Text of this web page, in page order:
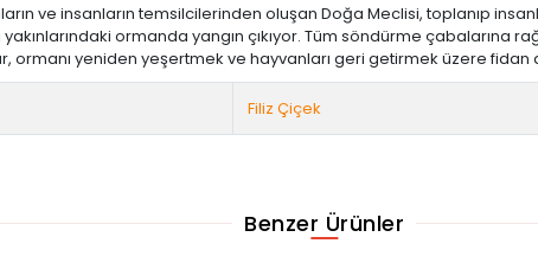
ve insanların temsilcilerinden oluşan Doğa Meclisi, toplanıp
ormanda yangın çıkıyor. Tüm söndürme çabalarına
yeniden yeşertmek ve hayvanları geri getirmek üzere
Filiz Çiçek
Benzer Ürünler